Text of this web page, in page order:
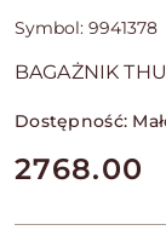
Symbol: 9941378
BAGAŻNIK
Dostępność:
cena:
2768.00